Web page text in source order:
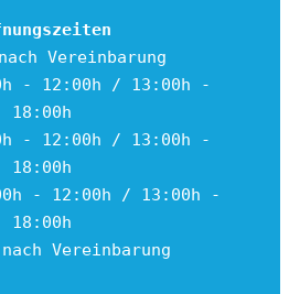
Vereinbarung
- 12:00h / 13:00h -
18:00h
- 12:00h / 13:00h -
18:00h
- 12:00h / 13:00h -
18:00h
Vereinbarung